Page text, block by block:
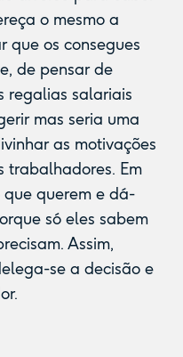
o mesmo a
que os consegues
de pensar de
regalias salariais
mas seria uma
as motivações
trabalhadores. Em
querem e dá-
só eles sabem
Assim,
se a decisão e